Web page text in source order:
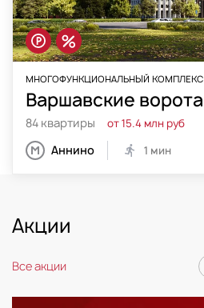
МНОГОФУНКЦИОНАЛЬНЫЙ КОМПЛЕКС
Варшавские ворота
84 квартиры от 15.4 млн руб
Аннино 1 мин
Акции
Все акции